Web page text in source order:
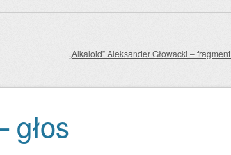
„Alkaloid” Aleksander Głowacki – fragment
głos